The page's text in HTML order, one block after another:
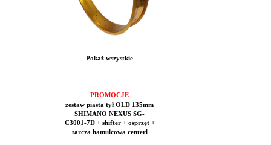
------------------------
Pokaż wszystkie
PROMOCJE
zestaw piasta tył OLD 135mm
SHIMANO NEXUS SG-
C3001-7D + shifter + osprzęt +
tarcza hamulcowa centerl